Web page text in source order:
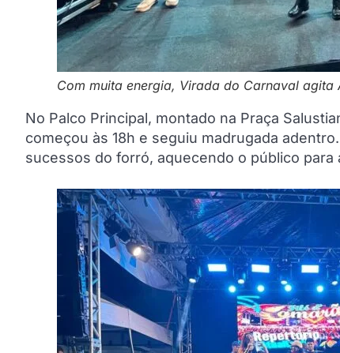
Com muita energia, Virada do Carnaval agita
No Palco Principal, montado na Praça
começou às 18h e seguiu madrugada
sucessos do forró, aquecendo o público para